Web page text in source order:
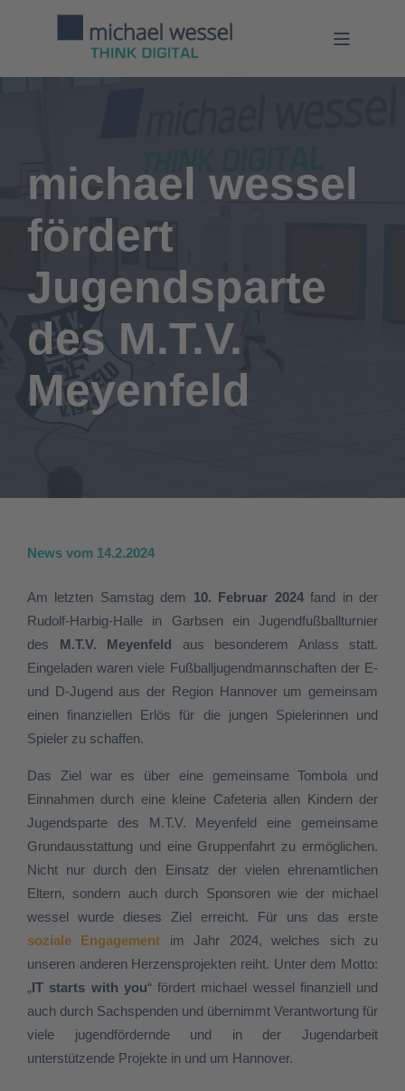
michael wessel
fördert
Jugendsparte
des M.T.V.
Meyenfeld
News vom 14.2.2024
Am letzten Samstag dem 10. Februar 2024fand in der
Rudolf-Harbig-Halle in Garbsen ein Jugendfußballturnier
des M.T.V. Meyenfeld aus besonderem Anlass statt.
Eingeladen waren viele Fußballjugendmannschaften der E-
und D-Jugend aus der Region Hannover um gemeinsam
einen finanziellen Erlös für die jungen Spielerinnen und
Spieler zu schaffen.
Das Ziel war es über eine gemeinsame Tombola und
Einnahmen durch eine kleine Cafeteria allen Kindern der
Jugendsparte des M.T.V. Meyenfeld eine gemeinsame
Grundausstattung und eine Gruppenfahrt zu ermöglichen.
Nicht nur durch den Einsatz der vielen ehrenamtlichen
Eltern, sondern auch durch Sponsoren wie der michael
wessel wurde dieses Ziel erreicht. Für uns das erste
soziale Engagement im Jahr 2024, welches sich zu
unseren anderen Herzensprojekten reiht. Unter dem Motto:
„IT starts with you“ fördert michael wessel finanziell und
auch durch Sachspenden und übernimmt Verantwortung für
viele jugendfördernde und in der Jugendarbeit
unterstützende Projekte in und um Hannover.